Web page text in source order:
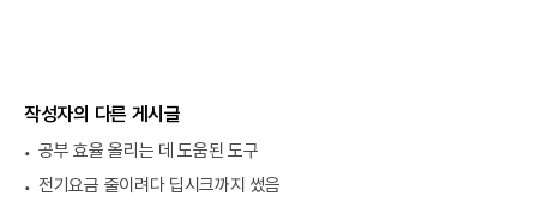
작성자의 다른 게시글
공부 효율 올리는 데 도움된 도구
전기요금 줄이려다 딥시크까지 썼음